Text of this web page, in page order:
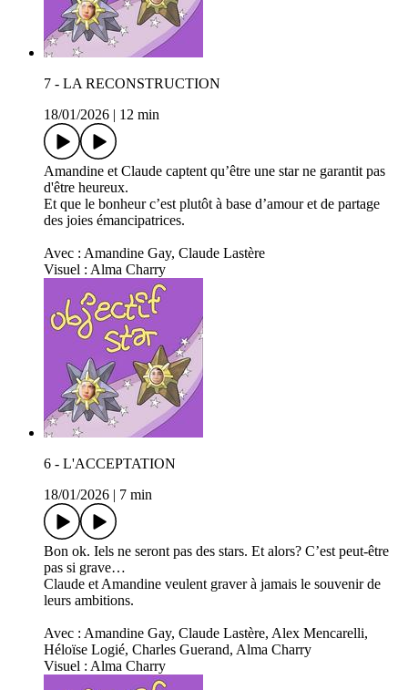
7 - LA RECONSTRUCTION
18/01/2026
12 min
Amandine et Claude captent qu’être une star ne garantit pas
d'être heureux.
Et que le bonheur c’est plutôt à base d’amour et de partage
des joies émancipatrices.
Avec : Amandine Gay, Claude Lastère
Visuel : Alma Charry
6 - L'ACCEPTATION
18/01/2026
7 min
Bon ok. Iels ne seront pas des stars. Et alors? C’est peut-être
pas si grave…
Claude et Amandine veulent graver à jamais le souvenir de
leurs ambitions.
Avec : Amandine Gay, Claude Lastère, Alex Mencarelli,
Héloïse Logié, Charles Guerand, Alma Charry
Visuel : Alma Charry